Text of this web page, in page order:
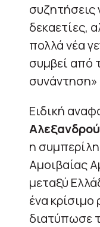
συζητήσεις
δεκαετίες,
πολλά νέα
συμβεί από
συνάντηση»
Ειδική
η
Αμοιβαίας
μεταξύ
ένα
διατύπωσε